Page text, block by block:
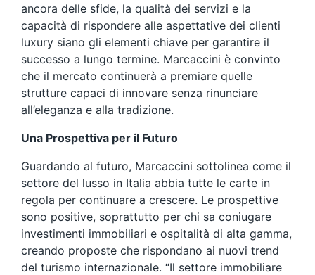
ancora delle sfide, la qualità dei servizi e la
capacità di rispondere alle aspettative dei clienti
luxury siano gli elementi chiave per garantire il
successo a lungo termine. Marcaccini è convinto
che il mercato continuerà a premiare quelle
strutture capaci di innovare senza rinunciare
all’eleganza e alla tradizione.
Una Prospettiva per il Futuro
Guardando al futuro, Marcaccini sottolinea come il
settore del lusso in Italia abbia tutte le carte in
regola per continuare a crescere. Le prospettive
sono positive, soprattutto per chi sa coniugare
investimenti immobiliari e ospitalità di alta gamma,
creando proposte che rispondano ai nuovi trend
del turismo internazionale. “Il settore immobiliare